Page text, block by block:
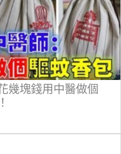
幾塊錢用中醫做個